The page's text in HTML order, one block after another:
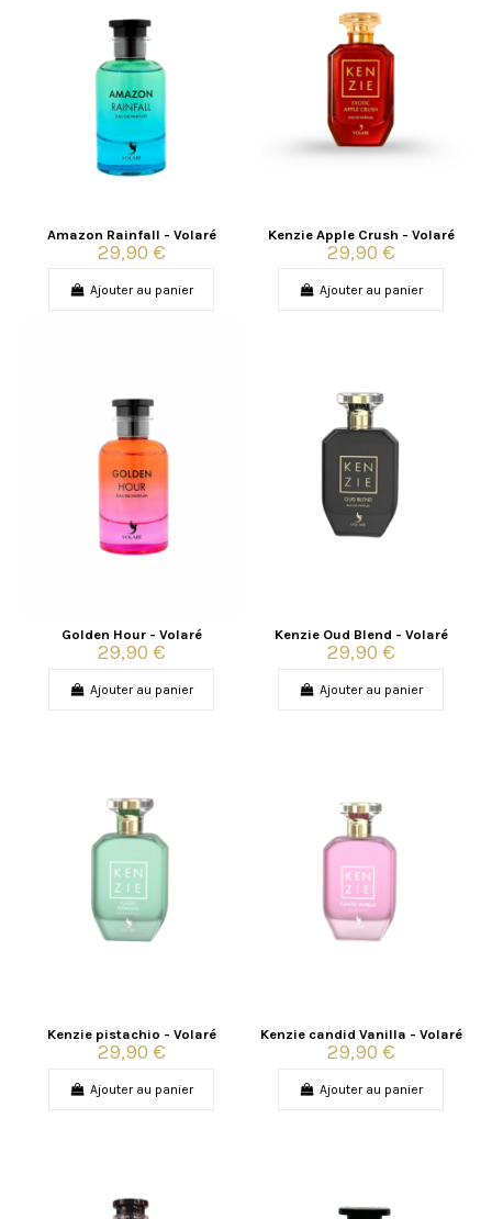
Amazon Rainfall - Volaré
29,90 €
Ajouter au panier
Kenzie Apple Crush - Volaré
29,90 €
Ajouter au panier
Golden Hour - Volaré
29,90 €
Ajouter au panier
Kenzie Oud Blend - Volaré
29,90 €
Ajouter au panier
Kenzie pistachio - Volaré
29,90 €
Ajouter au panier
Kenzie candid Vanilla - Volaré
29,90 €
Ajouter au panier